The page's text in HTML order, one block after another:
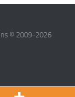
© 2009-2026